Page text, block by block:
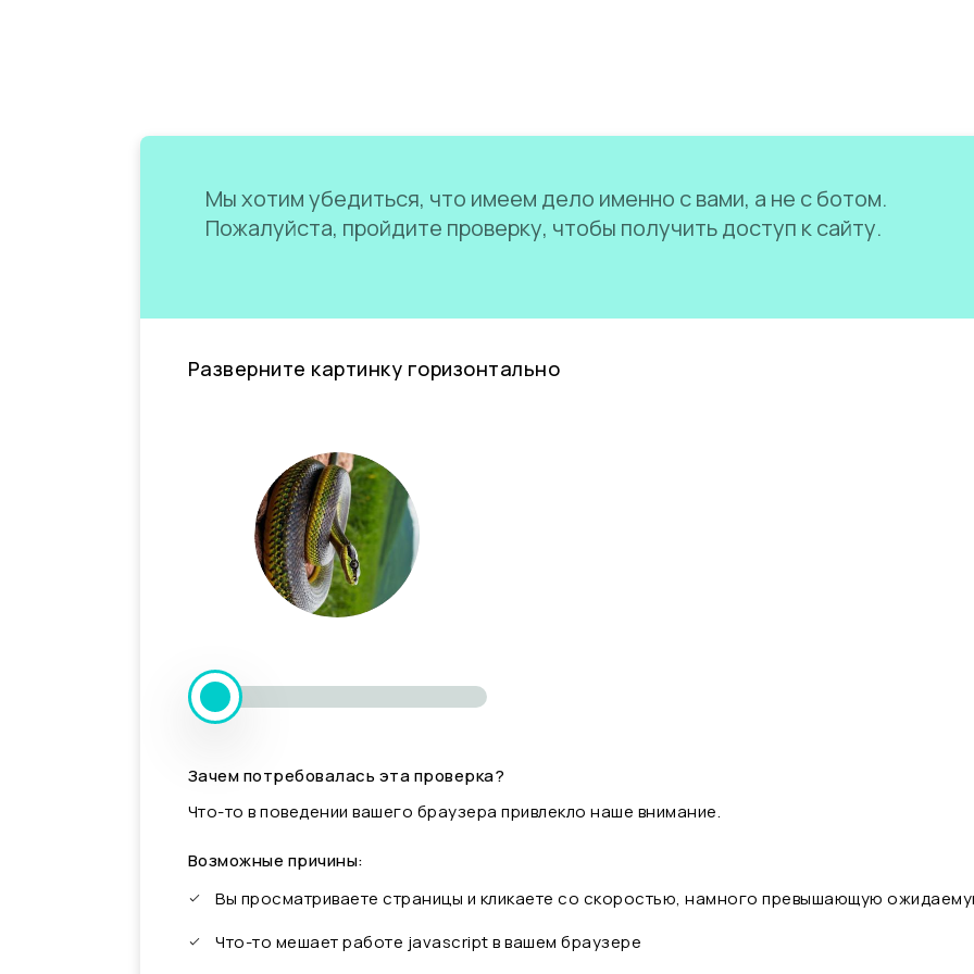
Мы хотим убедиться, что имеем дело именно с вами, а не с ботом.
Пожалуйста, пройдите проверку, чтобы получить доступ к сайту.
Разверните картинку горизонтально
Зачем потребовалась эта проверка?
Что-то в поведении вашего браузера привлекло наше внимание.
Возможные причины:
Вы просматриваете страницы и кликаете со скоростью, намного превышающую
Что-то мешает работе javascript в вашем браузере